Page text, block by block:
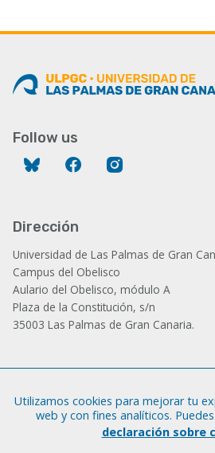
Follow us
Bluesky Facebook
Dirección
Universidad de Las Palmas de Gran
Campus del Obelisco
Aulario del Obelisco, módulo A
Plaza de la Constitución, s/n
35003 Las Palmas de Gran Canaria.
Tfno.: +34 928 452 771 / 452 787
Fax: +34 928 451 701
Utilizamos cookies para mejorar tu
web y con fines analíticos.
declaración sobre